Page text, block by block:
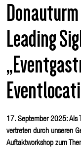
Leading
17. September 2025: Als
vertreten durch unseren
Auftaktworkshop zum